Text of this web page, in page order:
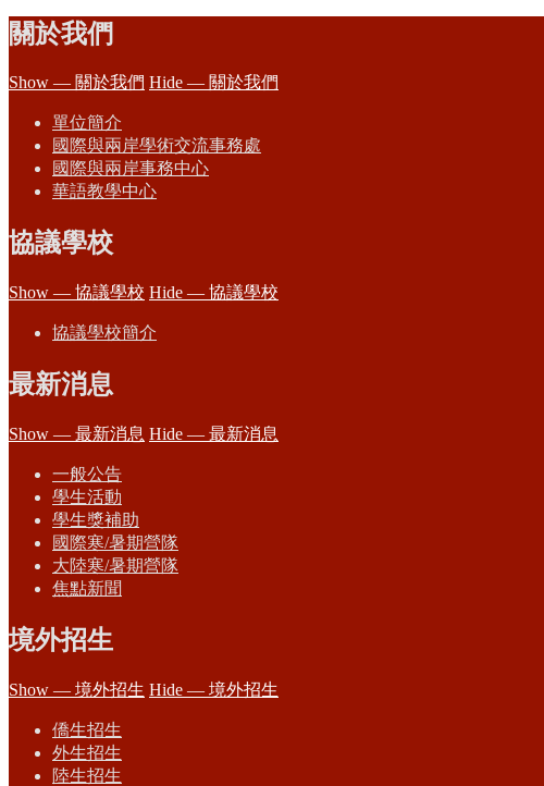
關於我們
Show — 關於我們 Hide — 關於我們
單位簡介
國際與兩岸學術交流事務處
國際與兩岸事務中心
華語教學中心
協議學校
Show — 協議學校 Hide — 協議學校
協議學校簡介
最新消息
Show — 最新消息 Hide — 最新消息
一般公告
學生活動
學生獎補助
國際寒/暑期營隊
大陸寒/暑期營隊
焦點新聞
境外招生
Show — 境外招生 Hide — 境外招生
僑生招生
外生招生
陸生招生